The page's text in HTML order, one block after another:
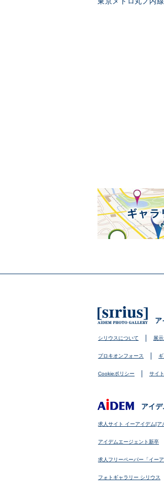
ア
シリウスについて 展
プロキオンフォース
Cookieポリシー サイ
アイデ
求人サイト イーアイデム[ア
アイデムエージェント新卒
求人フリーペーパー「イー
フォトギャラリー シリウス